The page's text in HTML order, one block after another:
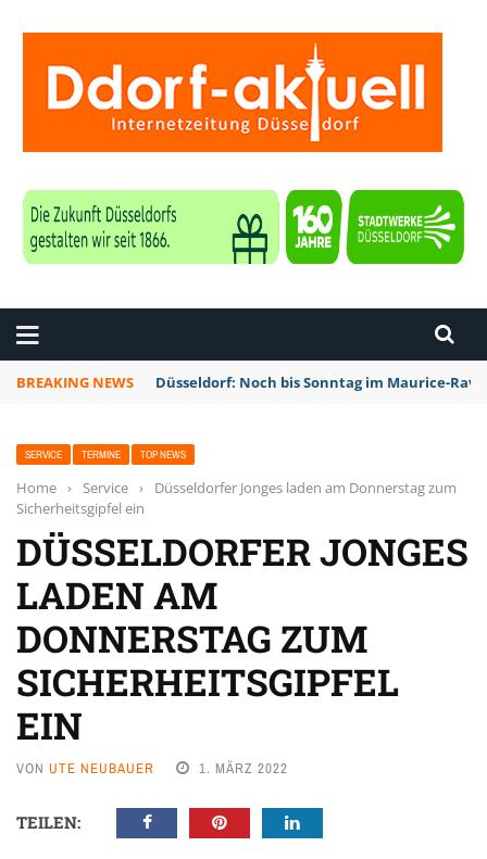
BREAKING NEWS Düsseldorf: Noch bis Sonntag im Maurice-
SERVICE TERMINE TOP NEWS
Home › Service ›
Düsseldorfer Jonges laden am Donnerstag zum
Sicherheitsgipfel ein
DÜSSELDORFER JONGES
LADEN AM
DONNERSTAG ZUM
SICHERHEITSGIPFEL
EIN
VON UTE NEUBAUER 1. MÄRZ 2022
TEILEN: